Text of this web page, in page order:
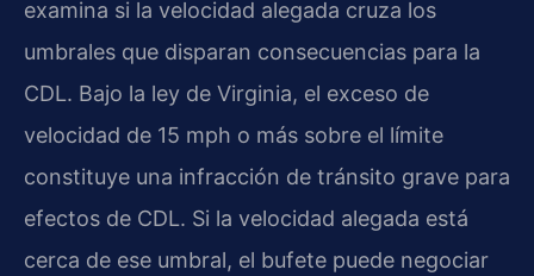
examina si la velocidad alegada cruza los
umbrales que disparan consecuencias para la
CDL. Bajo la ley de Virginia, el exceso de
velocidad de 15 mph o más sobre el límite
constituye una infracción de tránsito grave para
efectos de CDL. Si la velocidad alegada está
cerca de ese umbral, el bufete puede negociar